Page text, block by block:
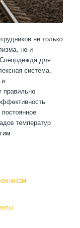
не только
но и
для
система,
температур